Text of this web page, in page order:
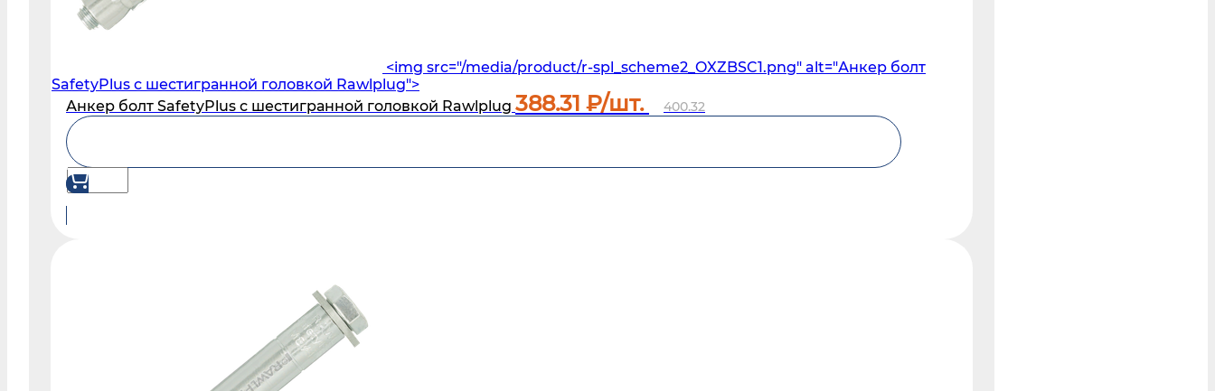
<img src="/media/product/r-spl_scheme2_OXZBSC1.png" alt="Анкер болт
SafetyPlus с шестигранной головкой Rawlplug">
Анкер болт SafetyPlus с шестигранной головкой Rawlplug 388.31 ₽/шт. 400.32